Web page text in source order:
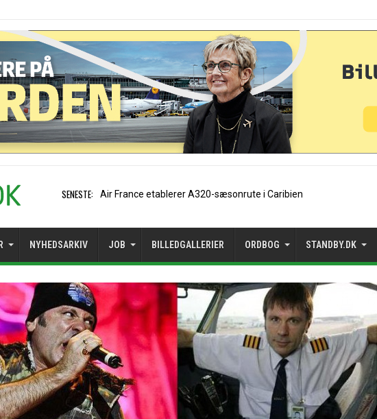
SENESTE: EasyJet-stifter hilser aftale
NYHEDSARKIV JOB BILLEDGALLERIER ORDBOG STANDBY.DK